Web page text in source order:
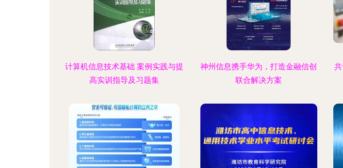
计算机信息技术基础 案例实践与提
高实训指导及习题集
神州信息携手华为，打造金融信创
联合解决方案